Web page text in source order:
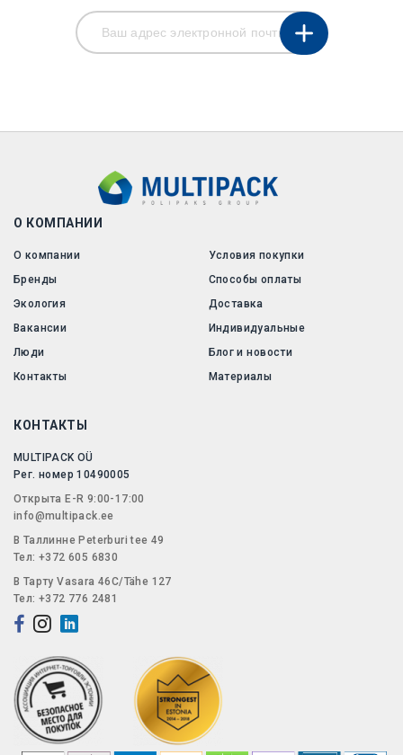
О КОМПАНИИ
О компании
Бренды
Экология
Вакансии
Люди
Контакты
Условия покупки
Способы оплаты
Доставка
Индивидуальные
Блог и новости
Материалы
КОНТАКТЫ
MULTIPACK OÜ
Рег. номер 10490005
Открытa E-R 9:00-17:00
info@multipack.ee
В Таллинне Peterburi tee 49
Тел: +372 605 6830
В Тарту Vasara 46C/Tähe 127
Тел: +372 776 2481